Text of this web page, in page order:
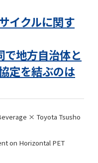
イクルに関す
地方自治体と
定を結ぶのは
× Toyota Tsusho
on Horizontal PET